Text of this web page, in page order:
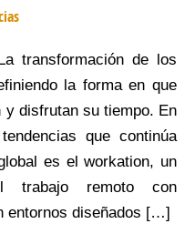
transformación de los
la forma en que
disfrutan su tiempo. En
que continúa
es el workation, un
trabajo remoto con
entornos diseñados […]